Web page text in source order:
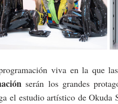
viva en la que las
serán los grandes
el estudio artístico de Okuda